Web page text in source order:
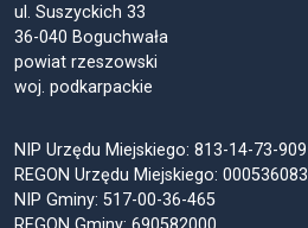
ul. Suszyckich 33
36-040 Boguchwała
powiat rzeszowski
woj. podkarpackie
NIP Urzędu Miejskiego: 813-14-73-909
REGON Urzędu Miejskiego: 000536083
NIP Gminy: 517-00-36-465